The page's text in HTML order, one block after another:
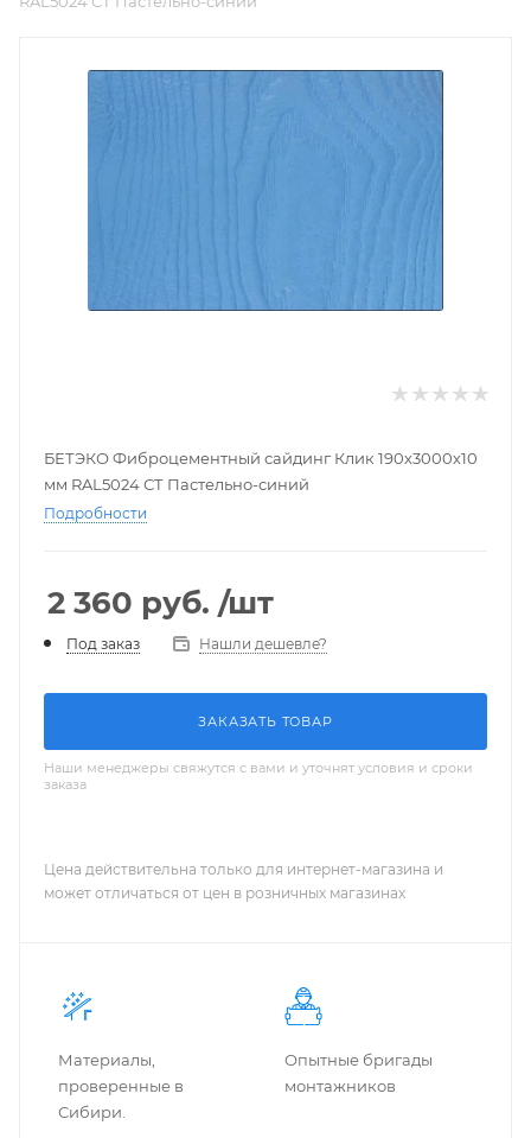
БЕТЭКО Фиброцементный сайдинг Клик 190х3000х10
мм RAL5024 СТ Пастельно-синий
Подробности
2 360 руб. /шт
Под заказ Нашли дешевле?
ЗАКАЗАТЬ ТОВАР
Наши менеджеры свяжутся с вами и уточнят условия и сроки
заказа
Цена действительна только для интернет-магазина и
может отличаться от цен в розничных магазинах
Материалы,
проверенные в
Сибири.
Опытные бригады
монтажников